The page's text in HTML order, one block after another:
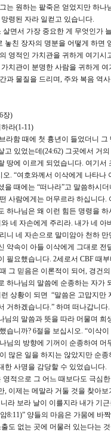
는 원하는 팥죽은 얻었지만 하
령된 자라 일컫고 있습니다.
살면서 가장 중요한 게 무엇인가
놓친 장자의 명분을 어떻게 하면
영적인 가치관을 귀하게 여기
치관이 분명한 사람을 귀하게
과 물질을 드리며, 주와 복음 역
장)
라(1-11)
라함 때에 첫 흉년이 들었더니
고 있었는데(24:62) 그곳에서 거
땅에 이르게 되었습니다. 여기
오. “여호와께서 이삭에게 나타
을 때에는 “떠나라”고 말씀하시
사람에게는 머무르라 하십니다
하나님은 왜 이런 힘든 명령을
네 자손에게 주리라. 내가 네
니 네 자손으로 말미암아 천하
약속이 아들 이삭에게 그대로
필요했습니다. 2세로서 CBF 때
그 믿음은 이론적이 되어, 경건
하나님의 말씀에 순종하는 자가
상황이 되면 “말씀은 고맙지만
거하겠습니다.” 하며 떠나갑니
님의 말씀과 뜻을 따라 머물며
습니까? 6절을 보십시오. “이삭
님의 방향에 기꺼이 순종하여
많은 일을 하지는 않았지만 순
한 사명을 감당할 수 있었습니다.
영적으로 그 어느 때보다도 극심
, 이제는 메말라 거둘 것을 찾아
라 보라 날이 이를지라 내가 기
8:11)” 양들의 마음은 가뭄에 바
도 없는 곳에 머물러 있는다는